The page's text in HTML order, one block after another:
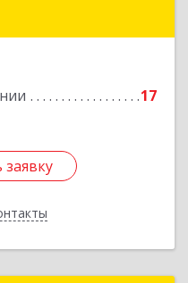
17